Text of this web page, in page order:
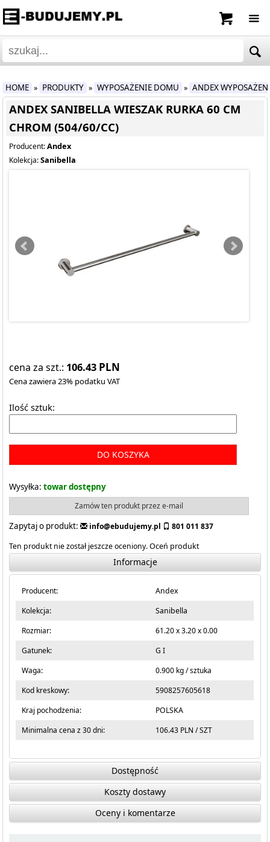
HOME » PRODUKTY » WYPOSAŻENIE DOMU » ANDEX
ANDEX SANIBELLA WIESZAK RURKA 60 CM
CHROM (504/60/CC)
Producent:Andex
Kolekcja:Sanibella
cena za szt.: 106.43 PLN
Cena zawiera 23% podatku VAT
Ilość sztuk:
DO KOSZYKA
Wysyłka: towar dostępny
Zamów ten produkt przez e-mail
Zapytaj o produkt: info@ebudujemy.pl
801 011 837
Ten produkt nie został jeszcze oceniony.Oceń produkt
Informacje
Producent:
Andex
Kolekcja:
Sanibella
Rozmiar:
61.20 x 3.20 x 0.00
Gatunek:
G I
Waga:
0.900 kg / sztuka
Kod kreskowy:
5908257605618
Kraj pochodzenia:
POLSKA
Minimalna cena z 30 dni:
106.43 PLN / SZT
Dostępność
Koszty dostawy
Oceny i komentarze